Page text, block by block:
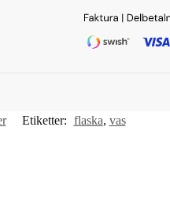
Etiketter: flaska, vas